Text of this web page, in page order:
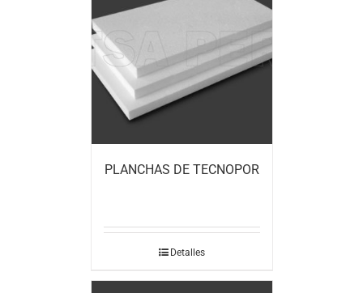
PLANCHAS DE TECNOPOR
Detalles